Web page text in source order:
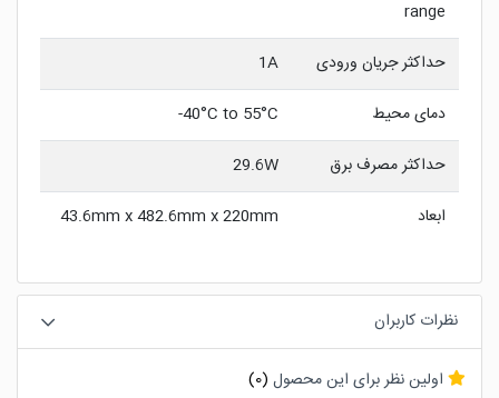
range
حداکثر جریان ورودی
1A
دمای محیط
40°C to 55°C-
حداکثر مصرف برق
29.6W
ابعاد
43.6mm x 482.6mm x 220mm
نظرات کاربران
اولین نظر برای این محصول (0)